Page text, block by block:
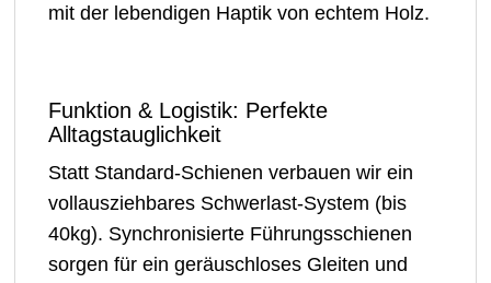
mit der lebendigen Haptik von echtem Holz.
Funktion & Logistik: Perfekte
Alltagstauglichkeit
Statt Standard-Schienen verbauen wir ein
vollausziehbares Schwerlast-System (bis
40kg). Synchronisierte Führungsschienen
sorgen für ein geräuschloses Gleiten und